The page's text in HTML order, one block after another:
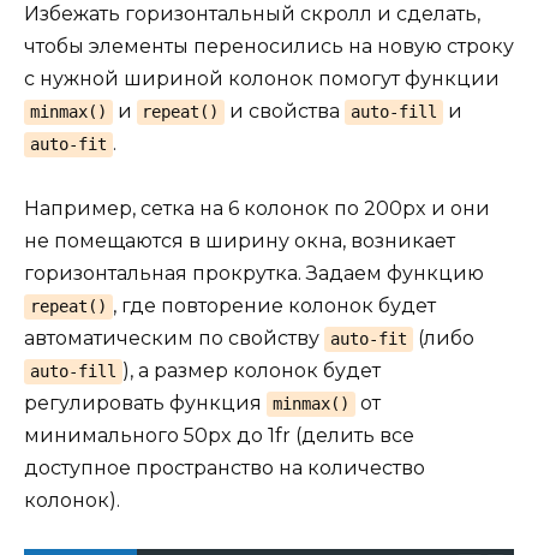
Избежать горизонтальный скролл и сделать,
чтобы элементы переносились на новую строку
с нужной шириной колонок помогут функции
minmax() и repeat() и свойства auto-fill и
auto-fit .
Например, сетка на 6 колонок по 200px и они
не помещаются в ширину окна, возникает
горизонтальная прокрутка. Задаем функцию
repeat() , где повторение колонок будет
автоматическим по свойству
auto-fit (либо
auto-fill ), а размер колонок будет
регулировать функция
minmax()
от
минимального 50px до 1fr (делить все
доступное пространство на количество
колонок).